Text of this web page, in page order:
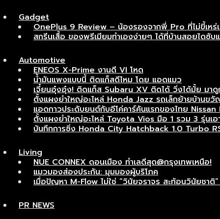
Gadget
OnePlus 9 Review – น้องรองจากพี่ Pro ที่ไม่ขี้เหร่เ
สกรีนเสื้อ ของพรีเมียมทำเองง่ายๆ ได้ที่บ้านสอยไดซับ
Automotive
ENEOS X-Prime งานดี VI โหด
น้ำมันแพงแบบนี้ ติดแก็สดีไหม โดย แอดแมว
เจี๋ยนอุ๋งอุ๋ง! ติดแก็ส Subaru XV ติดได้ วิ่งได้มั้ย มาดู
ตั้งแผงยำใหญ่อะไหล่ Honda Jazz รถเล็กย้ายบ้านข
แอดกาวประดับยนต์กับอีโค่คาร์คันแรกของไทย
ตั้งแผงยำใหญ่อะไหล่ Toyota Vios มือ 1 รวม 3 รุ่นเอ
บันทึกการซิ่ง Honda City Hatchback 1.0 Turbo
Living
NUE CONNEX ดอนเมือง ทำเลดีสุด@กรุงเทพเหนือ!
แมวมองส่องประกัน: มุมมองผู้บริโภค
เมื่อปัญหา M-Flow ไม่ใช่ “วินัยจราจร สะท้อนวินัยชา
PR NEWS